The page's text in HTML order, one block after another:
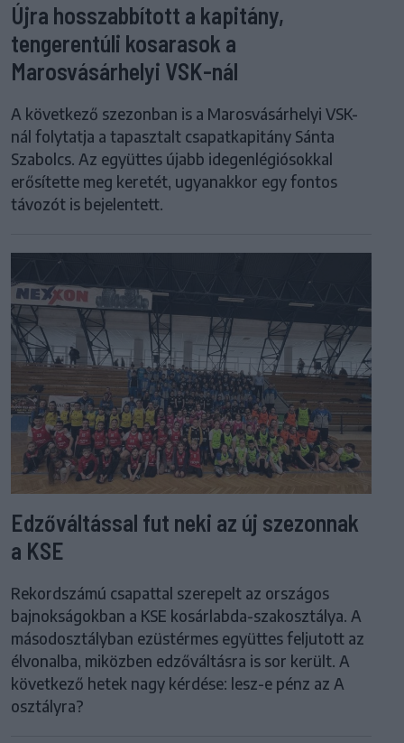
Újra hosszabbított a kapitány,
tengerentúli kosarasok a
Marosvásárhelyi VSK-nál
A következő szezonban is a Marosvásárhelyi VSK-
nál folytatja a tapasztalt csapatkapitány Sánta
Szabolcs. Az együttes újabb idegenlégiósokkal
erősítette meg keretét, ugyanakkor egy fontos
távozót is bejelentett.
Edzőváltással fut neki az új szezonnak
a KSE
Rekordszámú csapattal szerepelt az országos
bajnokságokban a KSE kosárlabda-szakosztálya. A
másodosztályban ezüstérmes együttes feljutott az
élvonalba, miközben edzőváltásra is sor került. A
következő hetek nagy kérdése: lesz-e pénz az A
osztályra?